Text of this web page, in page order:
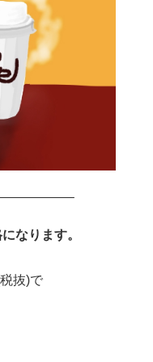
なります。
抜)で